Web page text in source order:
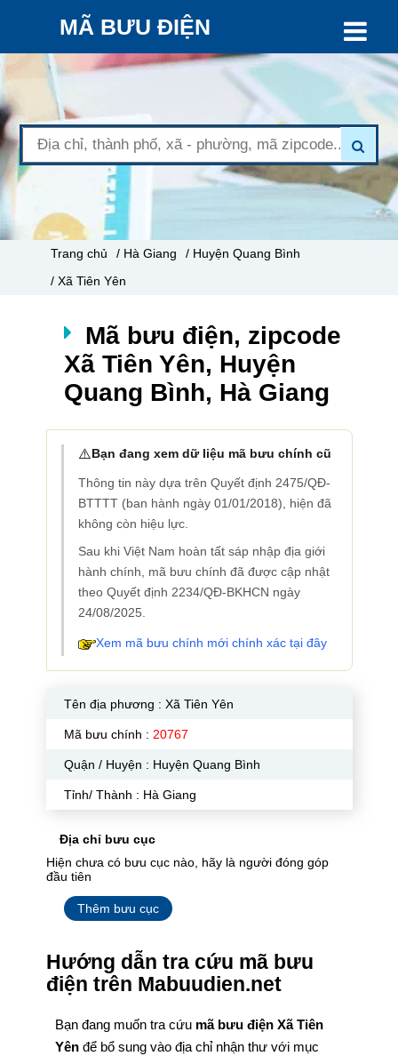
MÃ BƯU ĐIỆN
Trang chủ / Hà Giang
/ Huyện Quang Bình
/ Xã Tiên Yên
Mã bưu điện, zipcode
Xã Tiên Yên, Huyện
Quang Bình, Hà Giang
⚠️Bạn đang xem dữ liệu mã bưu chính cũ
Thông tin này dựa trên Quyết định 2475/QĐ-
BTTTT (ban hành ngày 01/01/2018), hiện đã
không còn hiệu lực.
Sau khi Việt Nam hoàn tất sáp nhập địa giới
hành chính, mã bưu chính đã được cập nhật
theo Quyết định 2234/QĐ-BKHCN ngày
24/08/2025.
Xem mã bưu chính mới chính xác tại đây
Tên địa phương : Xã Tiên Yên
Mã bưu chính : 20767
Quận / Huyện : Huyện Quang Bình
Tỉnh/ Thành : Hà Giang
Địa chỉ bưu cục
Hiện chưa có bưu cục nào, hãy là người đóng góp
đầu tiên
Thêm bưu cục
Hướng dẫn tra cứu mã bưu
điện trên Mabuudien.net
Bạn đang muốn tra cứu mã bưu điện Xã Tiên
Yên để bổ sung vào địa chỉ nhận thư với mục